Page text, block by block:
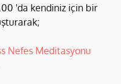
'da kendiniz için bir
Nefes Meditasyonu